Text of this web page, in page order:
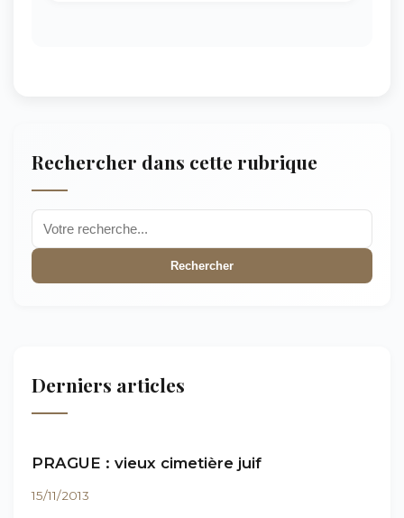
Rechercher dans cette rubrique
Rechercher
Derniers articles
PRAGUE : vieux cimetière juif
15/11/2013